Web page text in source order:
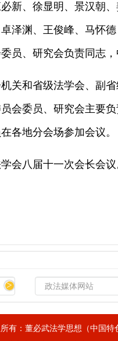
新、徐显明、景汉朝
泽渊、王俊峰、马怀
员、研究会负责同志
和省级法学会、副省
会委员、研究会主要
各地分会场参加会议。
八届十一次会长会议
>
有：董必武法学思想（中国